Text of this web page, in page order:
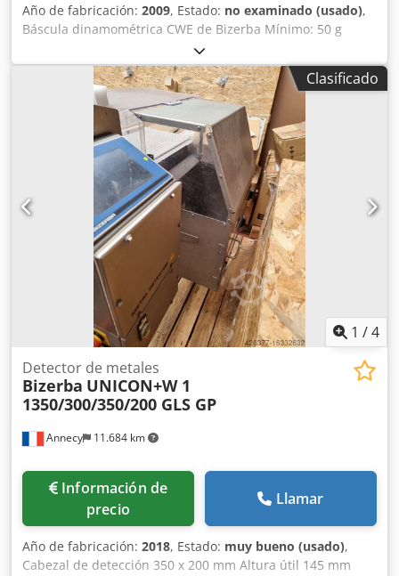
Año de fabricación: 2009, Estado: no examinado (usado),
Báscula dinamométrica CWE de Bizerba Mínimo: 50 g
Máximo: 1500/3000 g e = d = 0,5/1 g Dedoh Aphfjpfx Ab
Iokr
Clasificado
1 /4
Annecy 11.684 km
Detector de metales
Bizerba UNICON+W 1
1350/300/350/200 GLS GP
Información de
precio
Llamar
Año de fabricación: 2018, Estado: muy bueno (usado),
Cabezal de detección 350 x 200 mm Altura útil 145 mm